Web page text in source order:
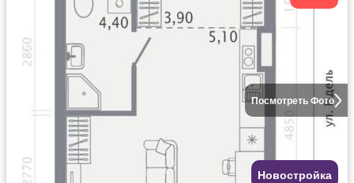
Посмотреть Фото
Новостройка